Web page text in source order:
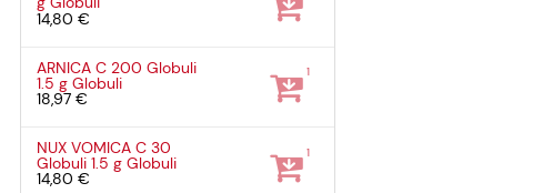
14,80 €
ARNICA C 200 Globuli
1.5 gGlobuli
18,97 €
1
NUX VOMICA C 30
Globuli1.5 gGlobuli
14,80 €
1